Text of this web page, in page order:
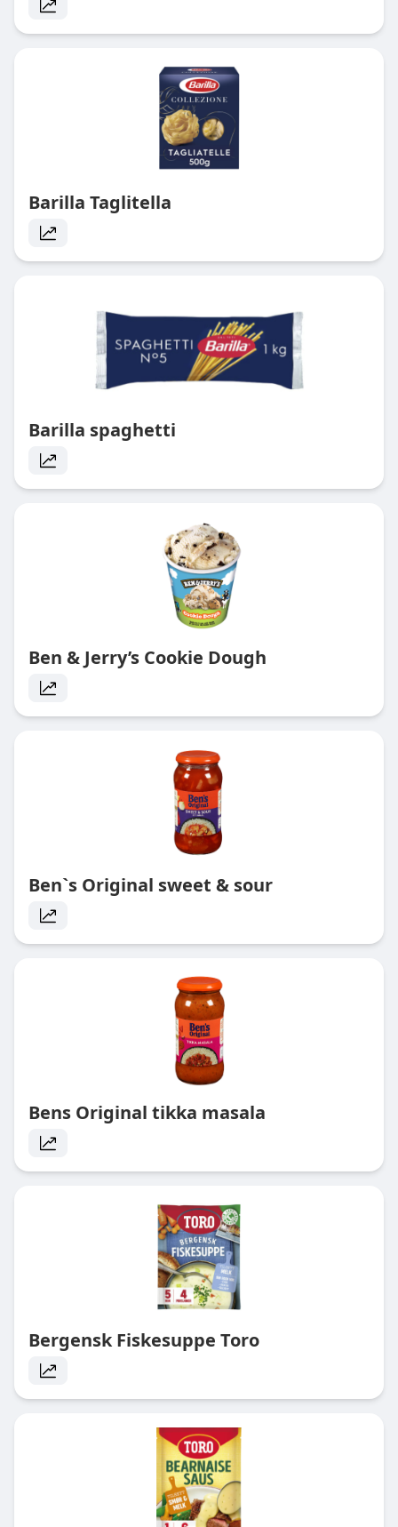
Barilla Taglitella
Barilla spaghetti
Ben & Jerry’s Cookie Dough
Ben`s Original sweet & sour
Bens Original tikka masala
Bergensk Fiskesuppe Toro